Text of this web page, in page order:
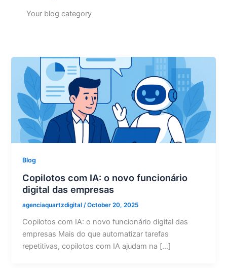
Your blog category
Blog
Copilotos com IA: o novo funcionário
digital das empresas
agenciaquartzdigital/October 20, 2025
Copilotos com IA: o novo funcionário digital das
empresas Mais do que automatizar tarefas
repetitivas, copilotos com IA ajudam na […]